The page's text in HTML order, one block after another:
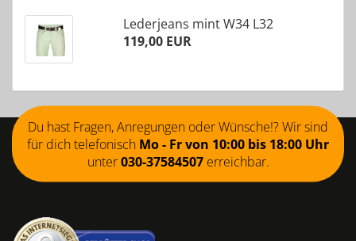
Lederjeans mint W34 L32
119,00 EUR
Du hast Fragen, Anregungen oder Wünsche!? Wir sind
für dich telefonisch Mo - Fr von 10:00 bis 18:00 Uhr
unter030-37584507erreichbar.